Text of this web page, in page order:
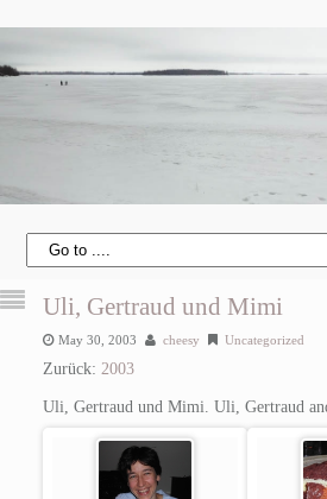
Uli, Gertraud und Mimi
May 30, 2003 cheesy Uncategorized
Zurück: 2003
Uli, Gertraud und Mimi. Uli, Gertraud